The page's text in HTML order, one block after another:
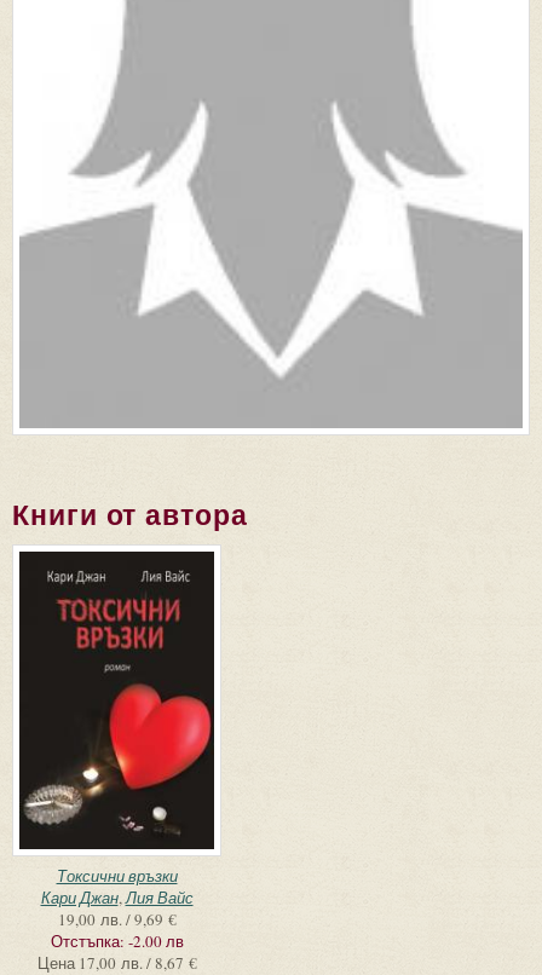
Книги от автора
Токсични връзки
Кари Джан,Лия Вайс
19,00 лв. / 9,69 €
Отстъпка: -2.00 лв
Цена 17,00 лв. / 8,67 €